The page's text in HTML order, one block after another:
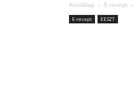
Kezdőlap E-recept
E-recept EESZT